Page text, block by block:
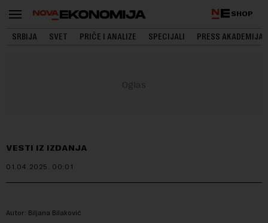
SHOP
SRBIJA SVET PRIČE I ANALIZE SPECIJALI PRESS AKADEMIJA
VESTI IZ IZDANJA
01.04.2025. 00:01
Autor: Biljana Bilaković